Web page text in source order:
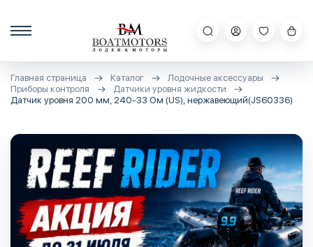
Главная страница Каталог
Лодочные аксессуары
Приборы контроля
Датчики уровня жидкости
Датчик уровня 200 мм, 240-33 Ом (US), нержавеющий(JS60336)